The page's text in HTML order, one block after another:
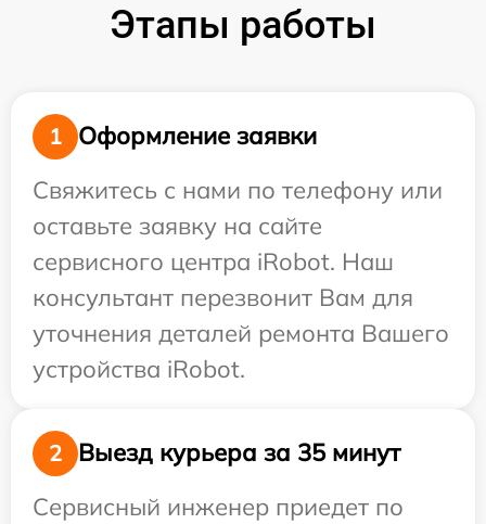
Этапы работы
1
Оформление заявки
Свяжитесь с нами по телефону или
оставьте заявку на сайте
сервисного центра iRobot. Наш
консультант перезвонит Вам для
уточнения деталей ремонта Вашего
устройства iRobot.
2
Выезд курьера за 35 минут
Сервисный инженер приедет по